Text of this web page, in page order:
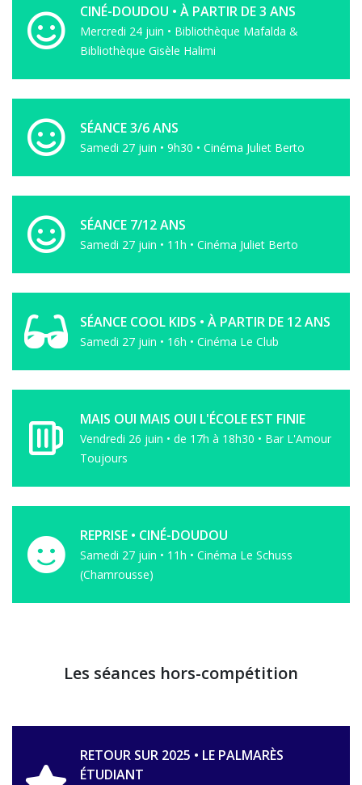
CINÉ-DOUDOU • À PARTIR DE 3 ANS
Mercredi 24 juin • Bibliothèque Mafalda &
Bibliothèque Gisèle Halimi
SÉANCE 3/6 ANS
Samedi 27 juin • 9h30 • Cinéma Juliet Berto
SÉANCE 7/12 ANS
Samedi 27 juin • 11h • Cinéma Juliet Berto
SÉANCE COOL KIDS • À PARTIR DE 12 ANS
Samedi 27 juin • 16h • Cinéma Le Club
MAIS OUI MAIS OUI L'ÉCOLE EST FINIE
Vendredi 26 juin • de 17h à 18h30 • Bar L'Amour
Toujours
REPRISE • CINÉ-DOUDOU
Samedi 27 juin • 11h • Cinéma Le Schuss
(Chamrousse)
Les séances hors-compétition
RETOUR SUR 2025 • LE PALMARÈS
ÉTUDIANT